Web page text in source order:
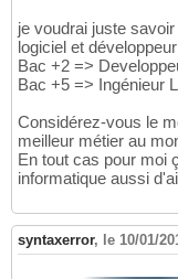
je voudrai juste
logiciel et
Bac +2 =>
Bac +5 => Ingénieur
Considérez-vous le
meilleur métier au
En tout cas pour moi
informatique aussi
syntaxerror, le 10/01/